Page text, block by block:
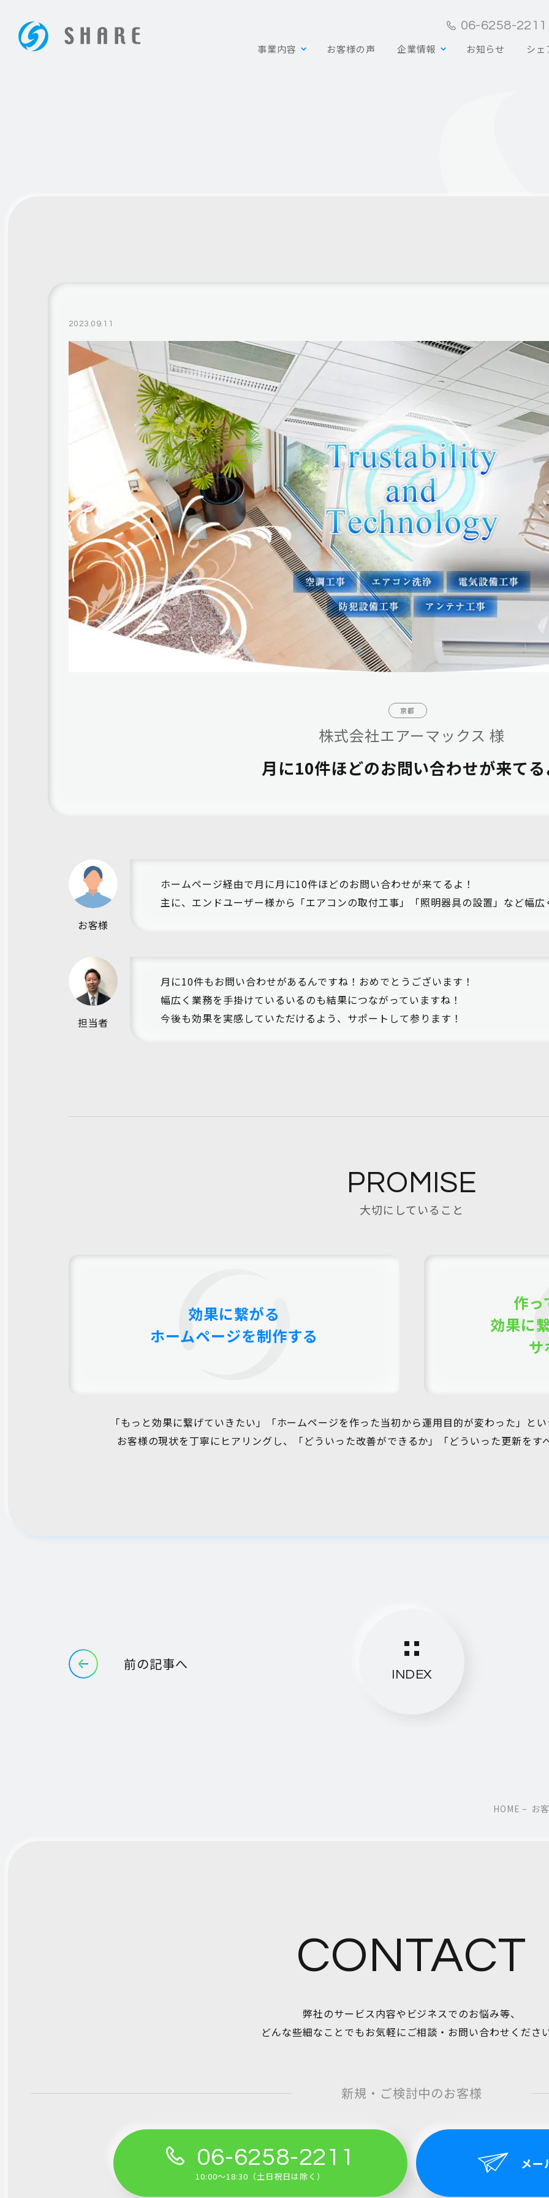
06-6258-2211
事業内容 お客様の声 企業情報 お知らせ シ
2023.09.11
京都
株式会社エアーマックス 様
月に10件ほどのお問い合わせが来て
お客様
ホームページ経由で月に月に10件ほどのお問い合わせが来てるよ！
主に、エンドユーザー様から「エアコンの取付工事」「照明器具の設置」など幅
担当者
月に10件もお問い合わせがあるんですね！おめでとうございます！
幅広く業務を手掛けているいるのも結果につながっていますね！
今後も効果を実感していただけるよう、サポートして参ります！
PROMISE
大切にしていること
効果に繋がる
ホームページを制作する
作っ
効果に
サ
「もっと効果に繋げていきたい」「ホームページを作った当初から運用目的が変わった」と
お客様の現状を丁寧にヒアリングし、「どういった改善ができるか」「どういった更新をす
前の記事へ
INDEX
HOME お
CONTACT
弊社のサービス内容やビジネスでのお悩み等、
どんな些細なことでもお気軽にご相談・お問い合わせくださ
新規・ご検討中のお客様
06-6258-2211
10:00～18:30（土日祝日は除く）
メー